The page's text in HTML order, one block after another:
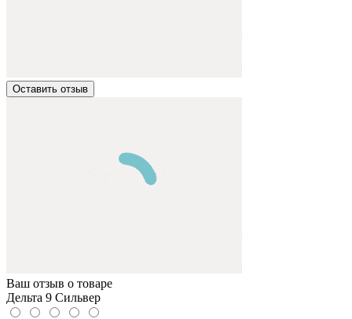
Оставить отзыв
Ваш отзыв о товаре
Дельта 9 Сильвер